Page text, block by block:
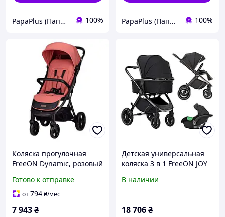
PapaPlus (Папа Плюс) 100% PapaPlus (Папа Плюс) 100%
Коляска прогулочная
FreeON Dynamic, розовый
Готово к отправке
от794₴/мес
7 943₴
Детская универсальная
коляска 3 в 1 FreeON JOY
автокресло переноска в
В наличии
18 706₴